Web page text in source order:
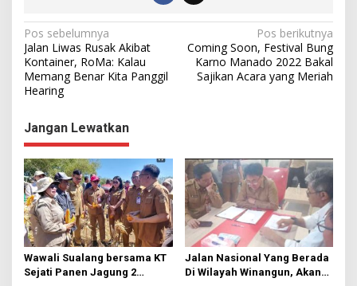
N
a
v
g
a
s
i
p
o
s
Pos sebelumnya
Jalan Liwas Rusak Akibat
Kontainer, RoMa: Kalau
Memang Benar Kita Panggil
Hearing
Pos berikutnya
Coming Soon, Festival Bung
Karno Manado 2022 Bakal
Sajikan Acara yang Meriah
Jangan Lewatkan
Wawali Sualang bersama KT
Sejati Panen Jagung 2
Jalan Nasional Yang Berada
Di Wilayah Winangun, Akan